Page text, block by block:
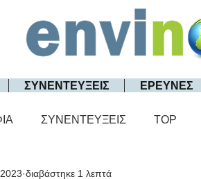
ΣΥΝΕΝΤΕΥΞΕΙΣ ΕΡΕΥΝΕΣ
ΣΥΝΕΝΤΕΥΞΕΙΣ TOP
διαβάστηκε 1 λεπτά